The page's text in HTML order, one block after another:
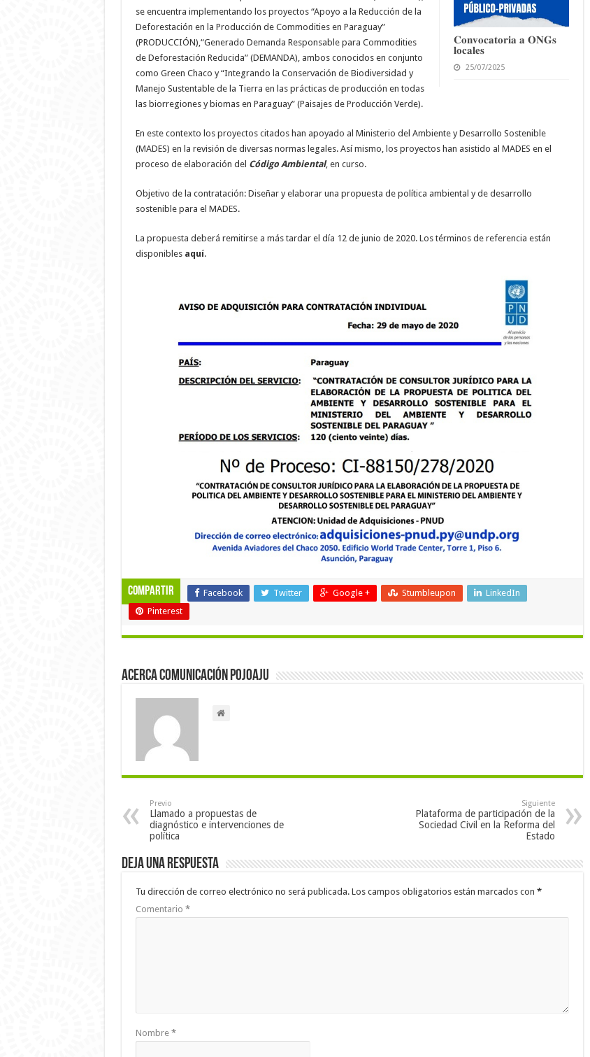
𝐂𝐨𝐧𝐯𝐨𝐜𝐚𝐭𝐨𝐫𝐢𝐚 𝐚 𝐎𝐍𝐆𝐬
𝐥𝐨𝐜𝐚𝐥𝐞𝐬
25/07/2025
se encuentra implementando los proyectos “Apoyo a la Reducción de la
Deforestación en la Producción de Commodities en Paraguay”
(PRODUCCIÓN),“Generado Demanda Responsable para Commodities
de Deforestación Reducida” (DEMANDA), ambos conocidos en conjunto
como Green Chaco y “Integrando la Conservación de Biodiversidad y
Manejo Sustentable de la Tierra en las prácticas de producción en todas
las biorregiones y biomas en Paraguay” (Paisajes de Producción Verde).
En este contexto los proyectos citados han apoyado al Ministerio del Ambiente y Desarrollo Sostenible
(MADES) en la revisión de diversas normas legales. Así mismo, los proyectos han asistido al MADES en el
proceso de elaboración del Código Ambiental, en curso.
Objetivo de la contratación: Diseñar y elaborar una propuesta de política ambiental y de desarrollo
sostenible para el MADES.
La propuesta deberá remitirse a más tardar el día 12 de junio de 2020. Los términos de referencia están
disponibles aquí.
Compartir Facebook Twitter Google + Stumbleupon
LinkedIn
Pinterest
Acerca Comunicación Pojoaju
Previo
Llamado a propuestas de
diagnóstico e intervenciones de
política
Siguiente
Plataforma de participación de la
Sociedad Civil en la Reforma del
Estado
Deja una respuesta
Tu dirección de correo electrónico no será publicada. Los campos obligatorios están marcados con *
Comentario *
Nombre *